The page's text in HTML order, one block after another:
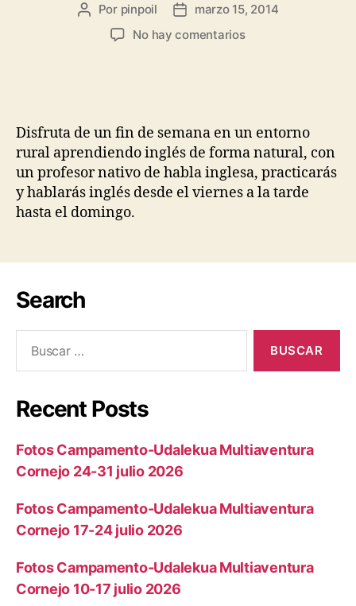
Por pinpoil
marzo 15, 2014
No hay comentarios
Disfruta de un fin de semana en un entorno
rural aprendiendo inglés de forma natural, con
un profesor nativo de habla inglesa, practicarás
y hablarás inglés desde el viernes a la tarde
hasta el domingo.
Search
Recent Posts
Fotos Campamento-Udalekua Multiaventura
Cornejo 24-31 julio 2026
Fotos Campamento-Udalekua Multiaventura
Cornejo 17-24 julio 2026
Fotos Campamento-Udalekua Multiaventura
Cornejo 10-17 julio 2026